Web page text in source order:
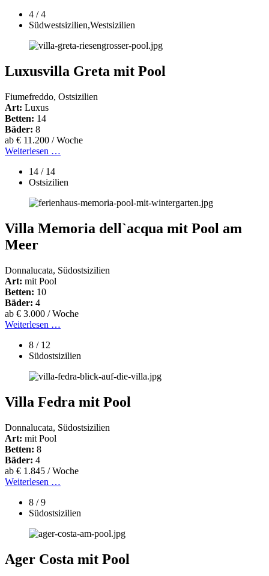
4 / 4
Südwestsizilien,Westsizilien
Luxusvilla Greta mit Pool
Fiumefreddo, Ostsizilien
Art: Luxus
Betten: 14
Bäder: 8
ab € 11.200 / Woche
Weiterlesen …
14 / 14
Ostsizilien
Villa Memoria dell`acqua mit Pool am
Meer
Donnalucata, Südostsizilien
Art: mit Pool
Betten: 10
Bäder: 4
ab € 3.000 / Woche
Weiterlesen …
8 / 12
Südostsizilien
Villa Fedra mit Pool
Donnalucata, Südostsizilien
Art: mit Pool
Betten: 8
Bäder: 4
ab € 1.845 / Woche
Weiterlesen …
8 / 9
Südostsizilien
Ager Costa mit Pool